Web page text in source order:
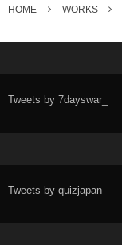
HOME WORKS
Tweets by 7dayswar_
Tweets by quizjapan